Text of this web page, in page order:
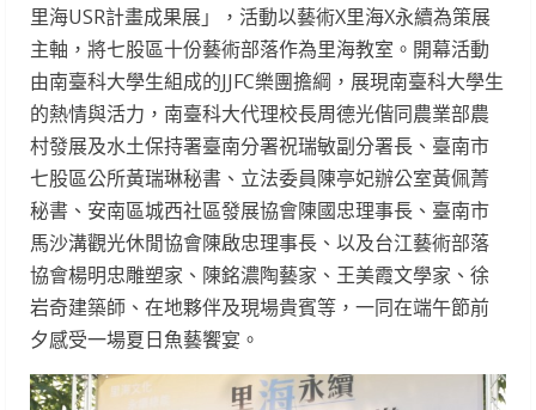
里海USR計畫成果展」，活動以藝術X里海X永續為策展
主軸，將七股區十份藝術部落作為里海教室。開幕活動
由南臺科大學生組成的JJFC樂團擔綱，展現南臺科大學生
的熱情與活力，南臺科大代理校長周德光偕同農業部農
村發展及水土保持署臺南分署祝瑞敏副分署長、臺南市
七股區公所黃瑞琳秘書、立法委員陳亭妃辦公室黃佩菁
秘書、安南區城西社區發展協會陳國忠理事長、臺南市
馬沙溝觀光休閒協會陳啟忠理事長、以及台江藝術部落
協會楊明忠雕塑家、陳銘濃陶藝家、王美霞文學家、徐
岩奇建築師、在地夥伴及現場貴賓等，一同在端午節前
夕感受一場夏日魚藝饗宴。